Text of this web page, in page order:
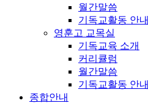
월간말씀
기독교활동 안내
영훈고 교목실
기독교육 소개
커리큘럼
월간말씀
기독교활동 안내
종합안내